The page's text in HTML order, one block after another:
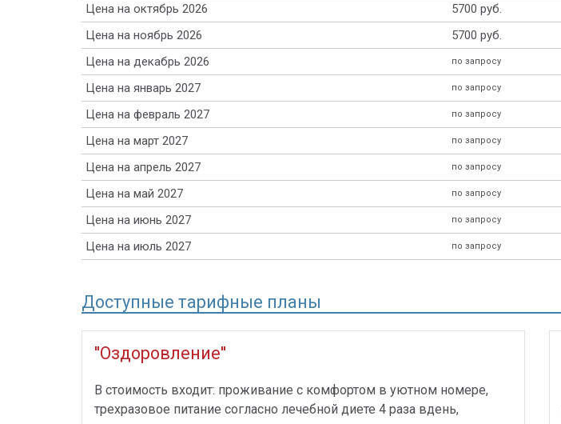
Цена на октябрь 2026
5700 руб.
Цена на ноябрь 2026
5700 руб.
Цена на декабрь 2026
по запросу
Цена на январь 2027 по запросу
Цена на февраль 2027 по запросу
Цена на март 2027 по запросу
Цена на апрель 2027 по запросу
Цена на май 2027 по запросу
Цена на июнь 2027 по запросу
Цена на июль 2027 по запросу
Доступные тарифные планы
''Оздоровление''
В стоимость входит: проживание с комфортом в уютном номере,
трехразовое питание согласно лечебной диете 4 раза вдень,